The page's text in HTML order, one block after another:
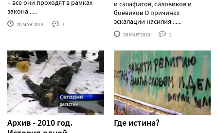
– все они проходят в рамках
закона......
20 МАЯ'2013 1
и салафитов, силовиков и
боевиков О причинах
эскалации насилия ......
20 МАЯ'2013 1
Архив - 2010 год.
Где истина?